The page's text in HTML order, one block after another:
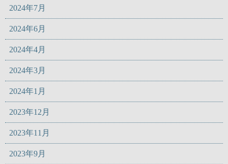
2024年7月
2024年6月
2024年4月
2024年3月
2024年1月
2023年12月
2023年11月
2023年9月